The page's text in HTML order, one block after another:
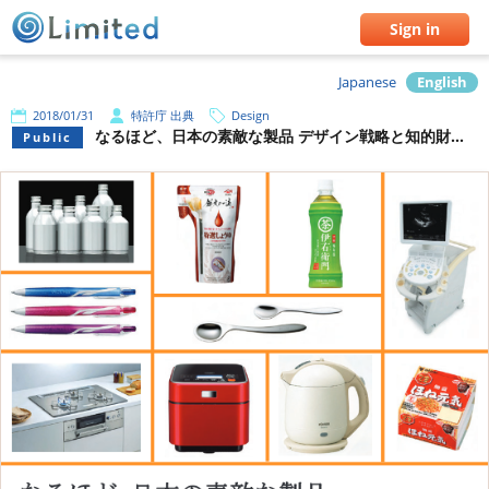
Sign in
Japanese English
2018/01/31 特許庁 出典
Design
Public
なるほど、日本の素敵な製品 デザイン戦略と知的財産権の事例集その１ 【特許庁 出典】